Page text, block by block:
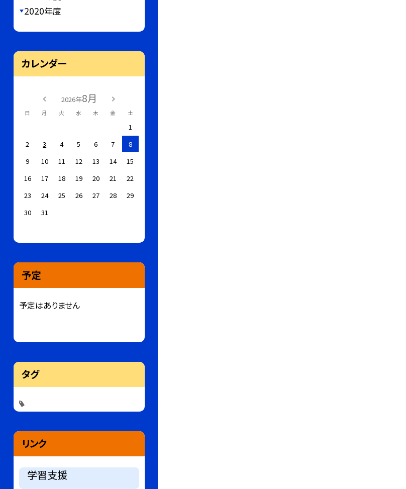
2020年度
カレンダー
2026年8月
日 月 火 水 木 金 土
1
2
3 4 5 6 7
8
9
10 11 12 13 14
15
16
17 18 19 20 21
22
23
24 25 26 27 28
29
30
31
予定
予定はありません
タグ
リンク
学習支援